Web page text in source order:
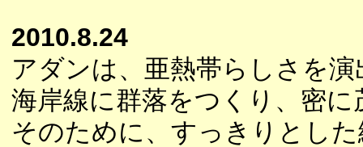
2010.8.24
アダンは、亜熱帯らしさを
海岸線に群落をつくり、密に
そのために、すっきりとし